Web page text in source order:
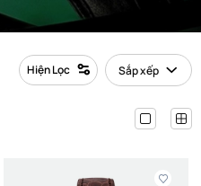
Hiện Lọc Sắp xếp